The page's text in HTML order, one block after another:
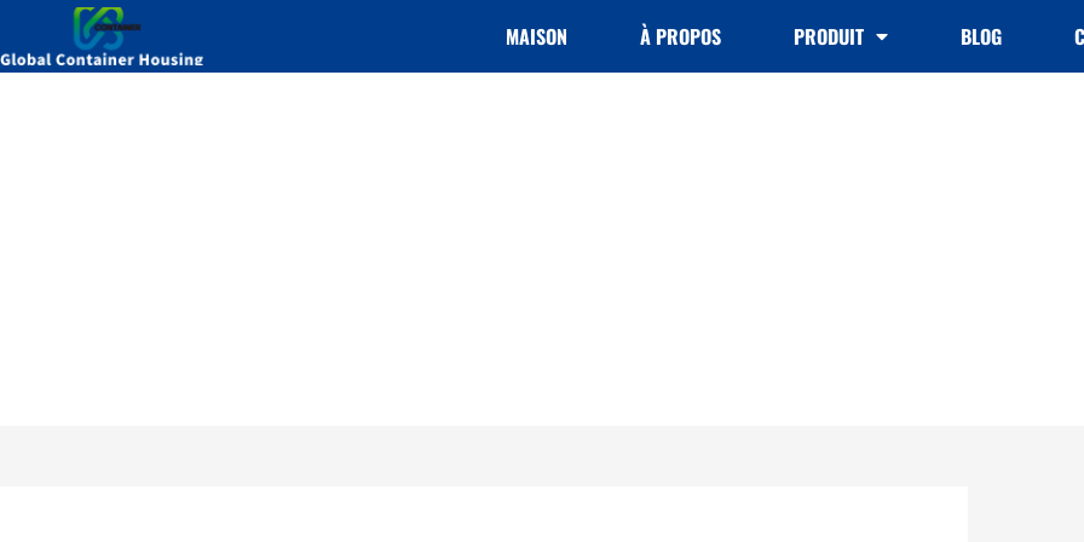
MAISON À PROPOS PRODUIT BLOG